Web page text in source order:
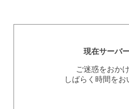
現在サーバ
ご迷惑をおか
しばらく時間を